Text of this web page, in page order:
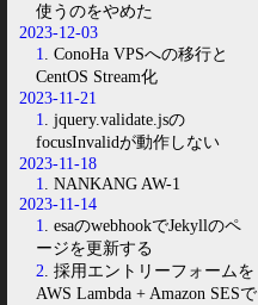
使うのをやめた
2023-12-03
1
. ConoHa VPSへの移行と
CentOS Stream化
2023-11-21
1
. jquery.validate.jsの
focusInvalidが動作しない
2023-11-18
1
. NANKANG AW-1
2023-11-14
1
. esaのwebhookでJekyllのペ
ージを更新する
2 . 採用エントリーフォームを
AWS Lambda + Amazon SESで